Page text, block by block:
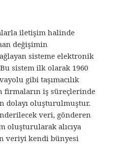
iletişim halinde
değişimin
sisteme elektronik
sistem ilk olarak 1960
gibi taşımacılık
firmaların iş süreçlerinde
dolayı oluşturulmuştur.
veri, gönderen
oluşturularak alıcıya
veriyi kendi bünyesi